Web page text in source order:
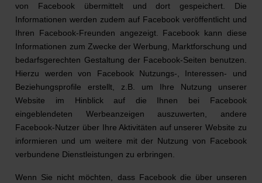
von Facebook übermittelt und dort gespeichert. Die
Informationen werden zudem auf Facebook veröffentlicht und
Ihren Facebook-Freunden angezeigt. Facebook kann diese
Informationen zum Zwecke der Werbung, Marktforschung und
bedarfsgerechten Gestaltung der Facebook-Seiten benutzen.
Hierzu werden von Facebook Nutzungs-, Interessen- und
Beziehungsprofile erstellt, z.B. um Ihre Nutzung unserer
Website im Hinblick auf die Ihnen bei Facebook
eingeblendeten Werbeanzeigen auszuwerten, andere
Facebook-Nutzer über Ihre Aktivitäten auf unserer Website zu
informieren und um weitere mit der Nutzung von Facebook
verbundene Dienstleistungen zu erbringen.
Wenn Sie nicht möchten, dass Facebook die über unseren